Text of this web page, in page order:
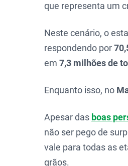
que representa um
Neste cenário, o
respondendo por
em 7,3 milhões de
Enquanto isso, no
Apesar das boas
não ser pego de
vale para todas as
grãos.